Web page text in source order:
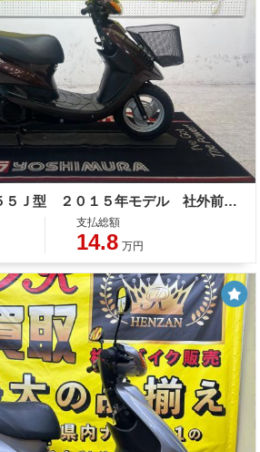
ヤマハ ＪＯＧ ＳＡ５５Ｊ型 ２０１５年モデル 社外前カゴ リアキャリア センタースタンド
支払総額
14.8 万円